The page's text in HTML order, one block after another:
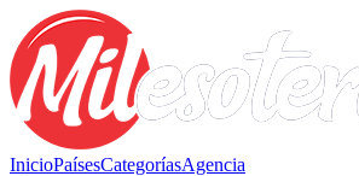
InicioPaísesCategoríasAgencia